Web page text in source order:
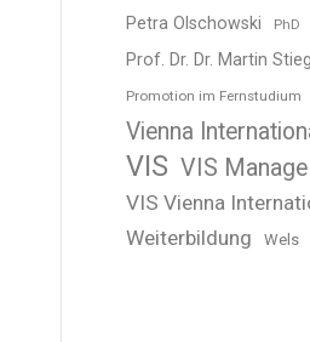
Petra Olschowski PhD
Prof. Dr. Dr. Martin
Promotion im Fernstudium
Vienna
VIS VIS
VIS Vienna
Weiterbildung
Wels